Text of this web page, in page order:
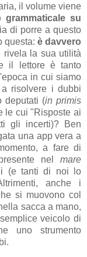
il volume viene
grammaticale su
di porre a questo
questa: è davvero
rivela la sua utilità
il lettore è tanto
in cui siamo
risolvere i dubbi
deputati (in primis
le cui "Risposte ai
gli incerti)? Ben
una app vera a
a fare di
nel mare
(e tanti di noi lo
anche i
si muovono col
sacca a mano,
veicolo di
uno strumento